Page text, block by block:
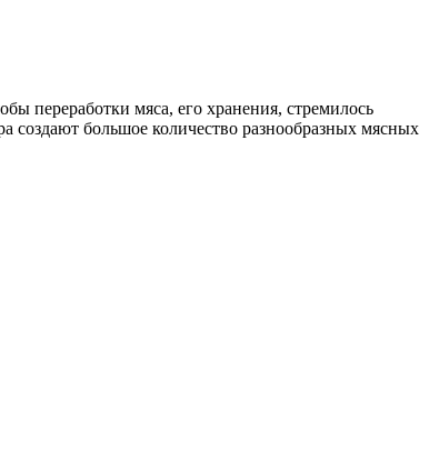
переработки мяса, его хранения, стремилось
большое количество разнообразных мясных